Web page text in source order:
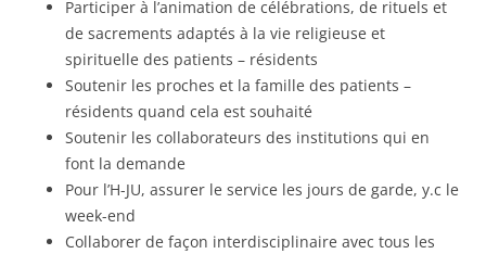
Participer à l’animation de célébrations, de rituels et
de sacrements adaptés à la vie religieuse et
spirituelle des patients – résidents
Soutenir les proches et la famille des patients –
résidents quand cela est souhaité
Soutenir les collaborateurs des institutions qui en
font la demande
Pour l’H-JU, assurer le service les jours de garde, y.c le
week-end
Collaborer de façon interdisciplinaire avec tous les